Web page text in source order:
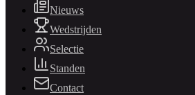
Nieuws
Wedstrijden
Selectie
Standen
Contact